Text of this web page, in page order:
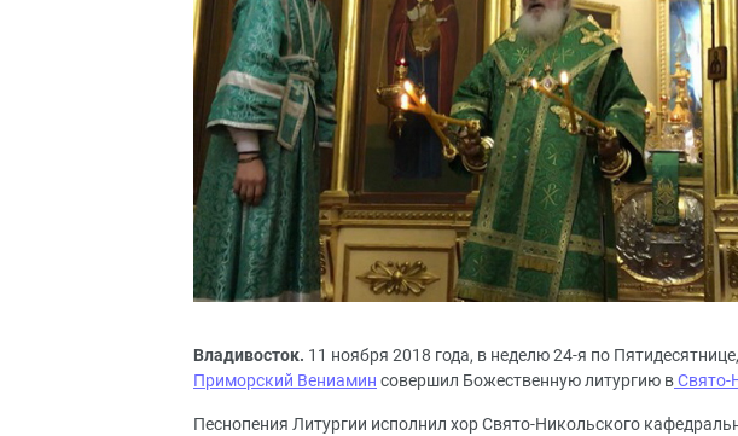
Владивосток. 11 ноября 2018 года, в неделю 24-я по Пятидесятнице,
Приморский Вениамин совершил Божественную литургию вСвято-
Песнопения Литургии исполнил хор Свято-Никольского